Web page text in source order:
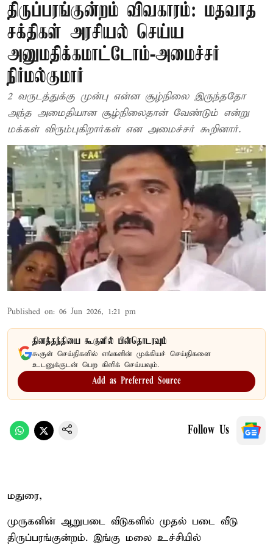
திருப்பரங்குன்றம் விவகாரம்: மதவாத
சக்திகள் அரசியல் செய்ய
அனுமதிக்கமாட்டோம்-அமைச்சர்
நிர்மல்குமார்
2 வருடத்துக்கு முன்பு என்ன சூழ்நிலை இருந்ததோ
அந்த அமைதியான சூழ்நிலைதான் வேண்டும் என்று
மக்கள் விரும்புகிறார்கள் என அமைச்சர் கூறினார்.
Published on: 06 Jun 2026, 1:21 pm
தினத்தந்தியை கூகுளில் பின்தொடரவும்
கூகுள் செய்திகளில் எங்களின் முக்கியச் செய்திகளை
உடனுக்குடன் பெற கிளிக் செய்யவும்.
Add as Preferred Source
Follow Us
மதுரை,
முருகனின் ஆறுபடை வீடுகளில் முதல் படை வீடு
திருப்பரங்குன்றம். இங்கு மலை உச்சியில்